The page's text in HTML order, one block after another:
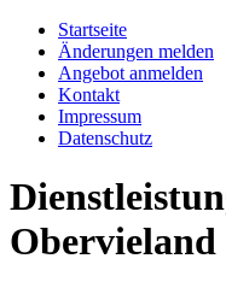
Startseite
Änderungen melden
Angebot anmelden
Kontakt
Impressum
Datenschutz
Obervieland